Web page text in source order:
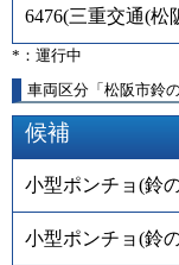
6476(三重交通(松
*：運行中
車両区分「松阪市鈴
候補
小型ポンチョ(鈴
小型ポンチョ(鈴